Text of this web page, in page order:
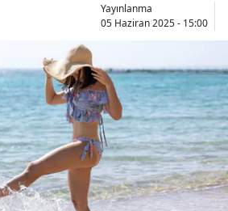
Yayınlanma
05 Haziran 2025 - 15:00